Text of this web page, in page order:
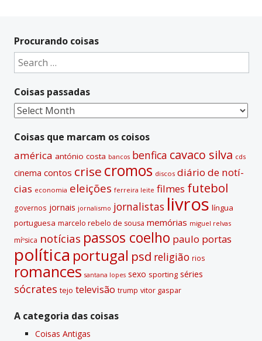
Procurando coisas
Search
for:
Coisas passadas
Coisas
Coisas que marcam os coisos
américa antónio costa bancos benfica cavaco silva cds
cinema contos crise cromos discos diário de notí­
cias economia eleições ferreira leite filmes futebol
governos jornais jornalismo jornalistas livros lí­ngua
portuguesa marcelo rebelo de sousa memórias miguel relvas
míºsica notí­cias passos coelho paulo portas
polí­tica portugal psd religião rios
romances santana lopes sexo sporting séries
sócrates tejo televisão trump vitor gaspar
A categoria das coisas
Coisas Antigas